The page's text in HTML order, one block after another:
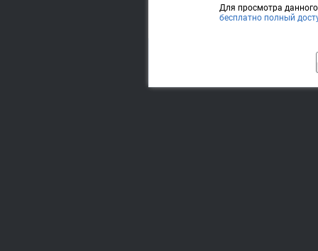
Для просмотра
бесплатно полный